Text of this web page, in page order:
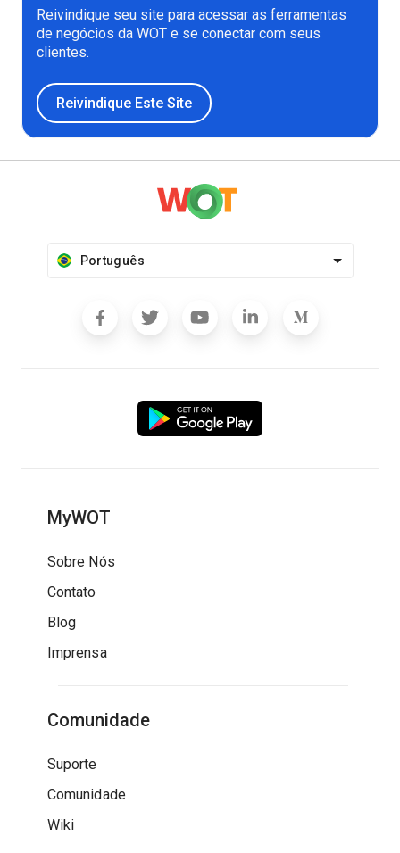
Reivindique seu site para acessar as ferramentas
de negócios da WOT e se conectar com seus
clientes.
Reivindique Este Site
Português
MyWOT
Sobre Nós
Contato
Blog
Imprensa
Comunidade
Suporte
Comunidade
Wiki